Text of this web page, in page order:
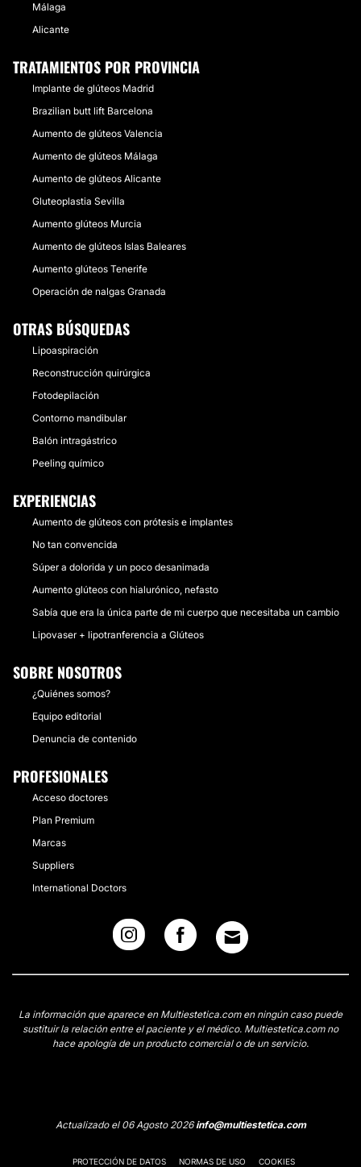
Málaga
Alicante
TRATAMIENTOS POR PROVINCIA
Implante de glúteos Madrid
Brazilian butt lift Barcelona
Aumento de glúteos Valencia
Aumento de glúteos Málaga
Aumento de glúteos Alicante
Gluteoplastia Sevilla
Aumento glúteos Murcia
Aumento de glúteos Islas Baleares
Aumento glúteos Tenerife
Operación de nalgas Granada
OTRAS BÚSQUEDAS
Lipoaspiración
Reconstrucción quirúrgica
Fotodepilación
Contorno mandibular
Balón intragástrico
Peeling químico
EXPERIENCIAS
Aumento de glúteos con prótesis e implantes
No tan convencida
Súper a dolorida y un poco desanimada
Aumento glúteos con hialurónico, nefasto
Sabía que era la única parte de mi cuerpo que necesitaba un cambio
Lipovaser + lipotranferencia a Glúteos
SOBRE NOSOTROS
¿Quiénes somos?
Equipo editorial
Denuncia de contenido
PROFESIONALES
Acceso doctores
Plan Premium
Marcas
Suppliers
International Doctors
La información que aparece en Multiestetica.com en ningún caso puede
sustituir la relación entre el paciente y el médico. Multiestetica.com no
hace apología de un producto comercial o de un servicio.
Actualizado el 06 Agosto 2026info@multiestetica.com
PROTECCIÓN DE DATOS NORMAS DE USO COOKIES